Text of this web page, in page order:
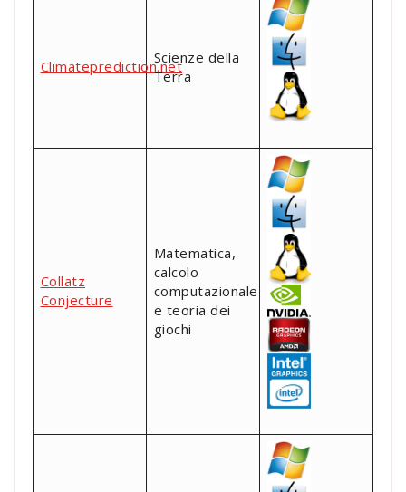
Climateprediction.netScienze della
Terra
Collatz
Conjecture
Matematica,
calcolo
computazionale
e teoria dei
giochi